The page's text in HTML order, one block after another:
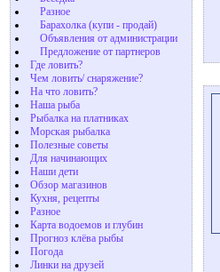
Разное
Барахолка (купи - продай)
Объявления от администрации
Предложение от партнеров
Где ловить?
Чем ловить/ снаряжение?
На что ловить?
Наша рыба
Рыбалка на платниках
Морская рыбалка
Полезные советы
Для начинающих
Наши дети
Обзор магазинов
Кухня, рецепты
Разное
Карта водоемов и глубин
Прогноз клёва рыбы
Погода
Линки на друзей